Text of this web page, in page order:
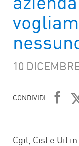
10
CONDIVIDI:
Cgil, Cisl e Uil